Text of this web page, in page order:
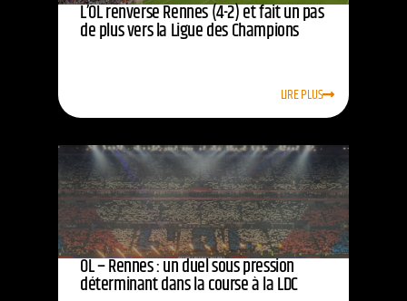
L’OL renverse Rennes (4-2) et fait un pas
de plus vers la Ligue des Champions
LIRE PLUS
OL – Rennes : un duel sous pression
déterminant dans la course à la LDC